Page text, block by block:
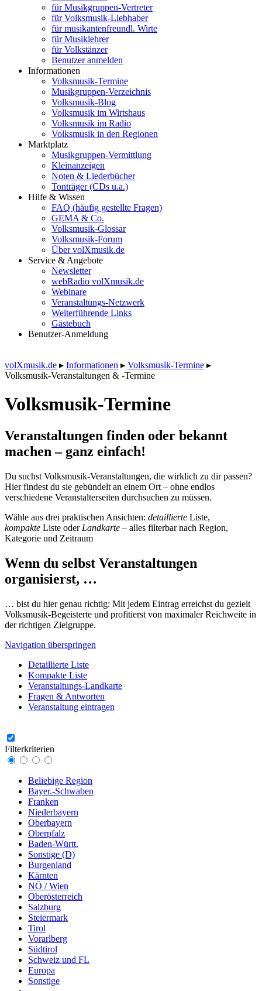
für Musikgruppen-Vertreter
für Volksmusik-Liebhaber
für musikantenfreundl. Wirte
für Musiklehrer
für Volkstänzer
Benutzer anmelden
Informationen
Volksmusik-Termine
Musikgruppen-Verzeichnis
Volksmusik-Blog
Volksmusik im Wirtshaus
Volksmusik im Radio
Volksmusik in den Regionen
Marktplatz
Musikgruppen-Vermittlung
Kleinanzeigen
Noten & Liederbücher
Tonträger (CDs u.a.)
Hilfe & Wissen
FAQ (häufig gestellte Fragen)
GEMA & Co.
Volksmusik-Glossar
Volksmusik-Forum
Über volXmusik.de
Service & Angebote
Newsletter
webRadio volXmusik.de
Webinare
Veranstaltungs-Netzwerk
Weiterführende Links
Gästebuch
Benutzer-Anmeldung
volXmusik.de ▸ Informationen ▸ Volksmusik-Termine ▸
Volksmusik-Veranstaltungen & -Termine
Volksmusik-Termine
Veranstaltungen finden oder bekannt
machen – ganz einfach!
Du suchst Volksmusik-Veranstaltungen, die wirklich zu dir passen?
Hier findest du sie gebündelt an einem Ort – ohne endlos
verschiedene Veranstalterseiten durchsuchen zu müssen.
Wähle aus drei praktischen Ansichten: detaillierte Liste,
kompakte Liste oder Landkarte – alles filterbar nach Region,
Kategorie und Zeitraum
Wenn du selbst Veranstaltungen
organisierst, …
… bist du hier genau richtig: Mit jedem Eintrag erreichst du gezielt
Volksmusik-Begeisterte und profitierst von maximaler Reichweite in
der richtigen Zielgruppe.
Navigation überspringen
Detaillierte Liste
Kompakte Liste
Veranstaltungs-Landkarte
Fragen & Antworten
Veranstaltung eintragen
Filterkriterien
Beliebige Region
Bayer.-Schwaben
Franken
Niederbayern
Oberbayern
Oberpfalz
Baden-Württ.
Sonstige (D)
Burgenland
Kärnten
NÖ / Wien
Oberösterreich
Salzburg
Steiermark
Tirol
Vorarlberg
Südtirol
Schweiz und FL
Europa
Sonstige